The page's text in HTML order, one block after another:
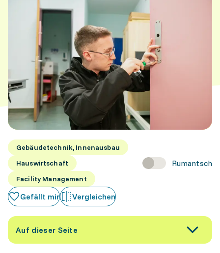
Gebäudetechnik, Innenausbau
Hauswirtschaft
Facility Management
Rumantsch
Gefällt mir Vergleichen
Auf dieser Seite